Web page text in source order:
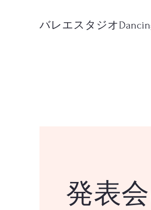
バレエスタジオ
発表